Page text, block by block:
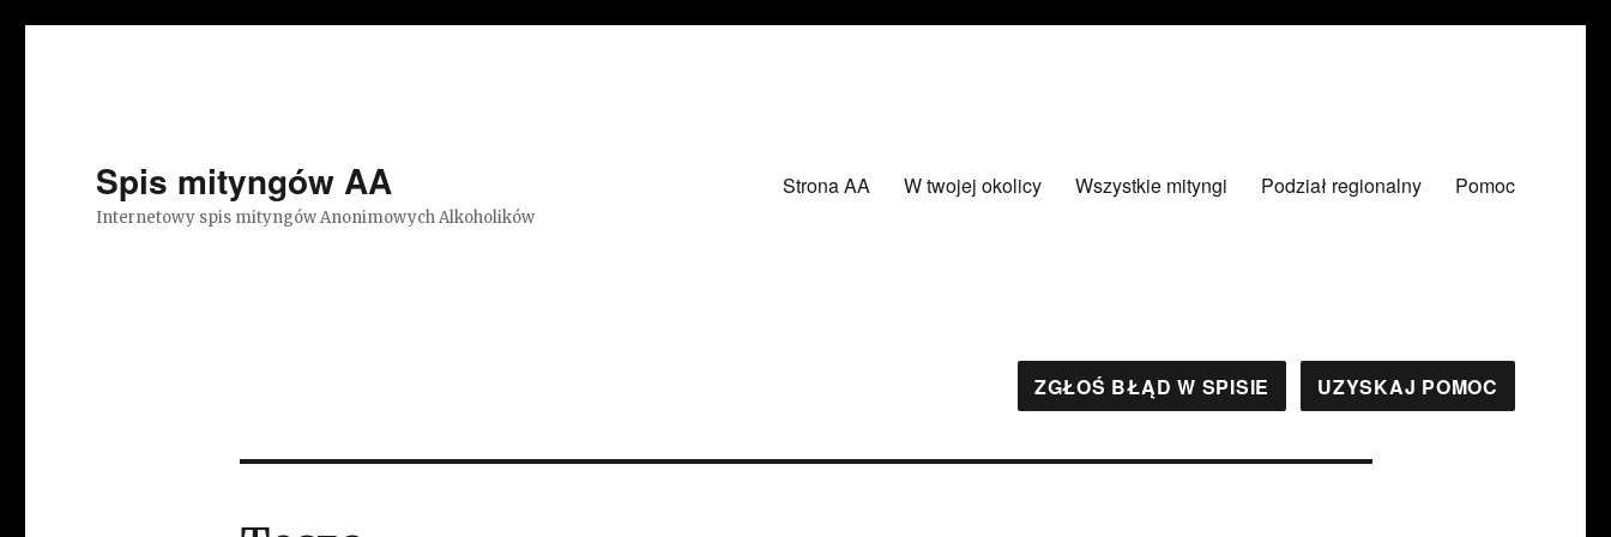
Spis mityngów AA
Internetowy spis mityngów Anonimowych Alkoholików
Strona AA W twojej okolicy Wszystkie mityngi Podział regionalny Pomoc
ZGŁOŚ BŁĄD W SPISIE UZYSKAJ POMOC